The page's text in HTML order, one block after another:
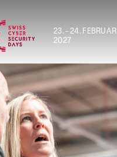
23. - 24. FEBRUAR
2027